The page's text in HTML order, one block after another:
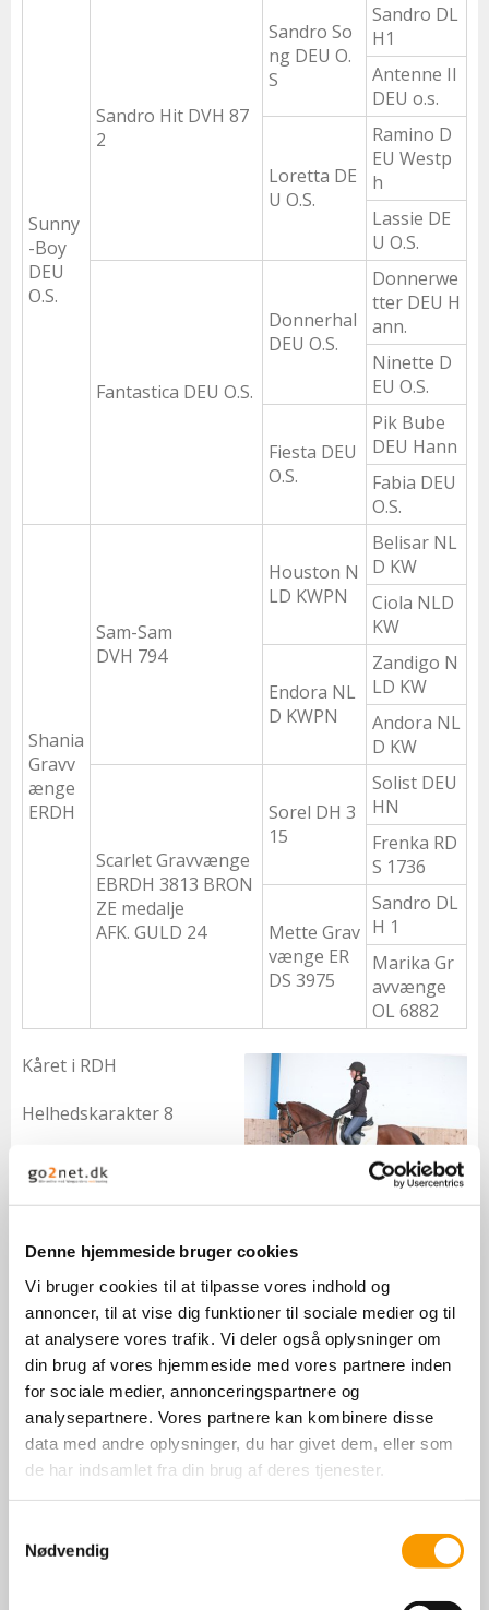
Denne hjemmeside bruger cookies
Vi bruger cookies til at tilpasse vores indhold og
annoncer, til at vise dig funktioner til sociale medier og til
at analysere vores trafik. Vi deler også oplysninger om
din brug af vores hjemmeside med vores partnere inden
for sociale medier, annonceringspartnere og
analysepartnere. Vores partnere kan kombinere disse
data med andre oplysninger, du har givet dem, eller som
de har indsamlet fra din brug af deres tjenester.
Nødvendig
Sunny
-Boy
DEU
O.S.
Sandro Hit DVH 87
2
Sandro So
ng DEU O.
S
Sandro DL
H1
Antenne II
DEU o.s.
Loretta DE
U O.S.
Ramino D
EU Westp
h
Lassie DE
U O.S.
Fantastica DEU O.S.
Donnerhal
DEU O.S.
Donnerwe
tter DEU H
ann.
Ninette D
EU O.S.
Fiesta DEU
O.S.
Pik Bube
DEU Hann
Fabia DEU
O.S.
Shania
Gravv
ænge
ERDH
Sam-Sam
DVH 794
Houston N
LD KWPN
Belisar NL
D KW
Ciola NLD
KW
Endora NL
D KWPN
Zandigo N
LD KW
Andora NL
D KW
Scarlet Gravvænge
EBRDH 3813 BRON
ZE medalje
AFK. GULD 24
Sorel DH 3
15
Solist DEU
HN
Frenka RD
S 1736
Mette Grav
vænge ER
DS 3975
Sandro DL
H 1
Marika Gr
avvænge
OL 6882
Savannah i trav
Kåret i RDH
Helhedskarakter 8
Fra saddelkåringen kan
det fremhæves at hun
er en passende ædel
der arbejder smidigt og
rummeligt i alle
gangarter.
Ekstiørdommernes karakterer:
Type/ Rammer: 7
Hoved/Hals: 7
Skulder/Manke: 7
Overlinie/bagpart: 8
Forlemmer: 7
Skridt: 8